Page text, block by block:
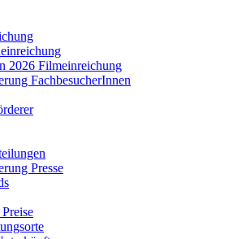
2026 Filmeinreichung
FachbesucherInnen
Presse